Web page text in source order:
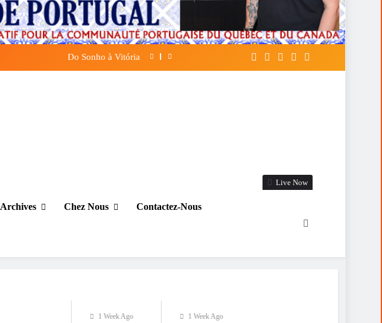
Do Sonho à Vitória A FALÁCIA DA TÁTICA DE OPOR
Archives Chez Nous Contactez-Nous
Live Now
1 Week Ago